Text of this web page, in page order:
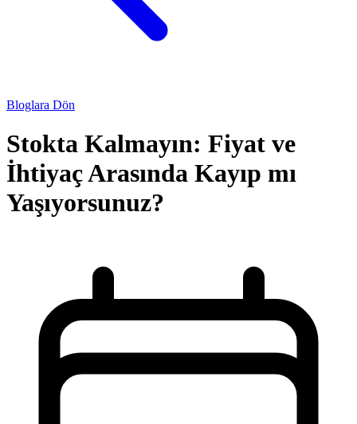
Bloglara Dön
Stokta Kalmayın: Fiyat ve
İhtiyaç Arasında Kayıp mı
Yaşıyorsunuz?